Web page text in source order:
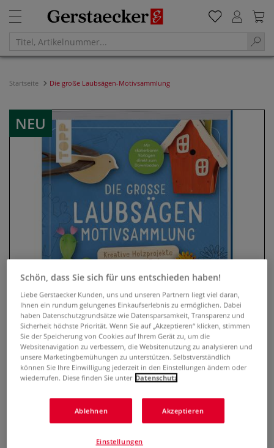
Startseite Die große Laubsägen-Motivsammlung
NEU
Die große Laubsägen-
Motivsammlung
Schön, dass Sie sich für uns entschieden haben!
Liebe Gerstaecker Kunden, uns und unseren Partnern liegt viel daran,
Ihnen ein rundum gelungenes Einkaufserlebnis zu ermöglichen. Dabei
haben Datenschutzgrundsätze wie Datensparsamkeit, Transparenz und
Sicherheit höchste Priorität. Wenn Sie auf „Akzeptieren“ klicken, stimmen
Sie der Speicherung von Cookies auf Ihrem Gerät zu, um die
Websitenavigation zu verbessern, die Websitenutzung zu analysieren und
unsere Marketingbemühungen zu unterstützen. Selbstverständlich
können Sie Ihre Einwilligung jederzeit in den Einstellungen ändern oder
wiederrufen. Diese finden Sie unter Datenschutz
Ablehnen Akzeptieren
Einstellungen